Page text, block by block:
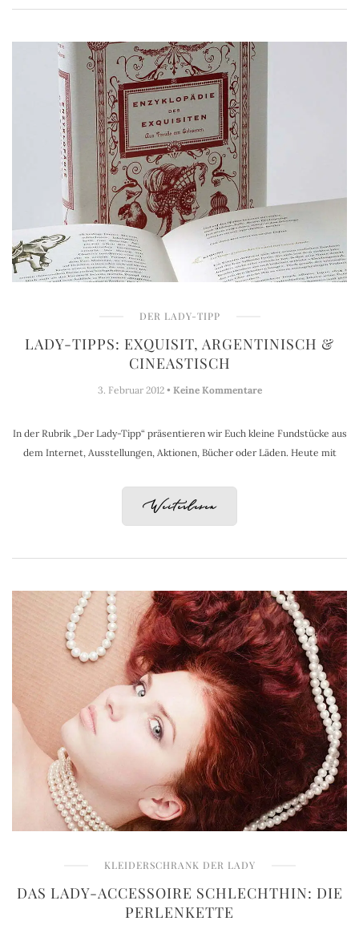
DER LADY-TIPP
LADY-TIPPS: EXQUISIT, ARGENTINISCH &
CINEASTISCH
3. Februar 2012 • Keine Kommentare
In der Rubrik „Der Lady-Tipp“ präsentieren wir Euch kleine Fundstücke aus
dem Internet, Ausstellungen, Aktionen, Bücher oder Läden. Heute mit
Weiterlesen
KLEIDERSCHRANK DER LADY
DAS LADY-ACCESSOIRE SCHLECHTHIN: DIE
PERLENKETTE